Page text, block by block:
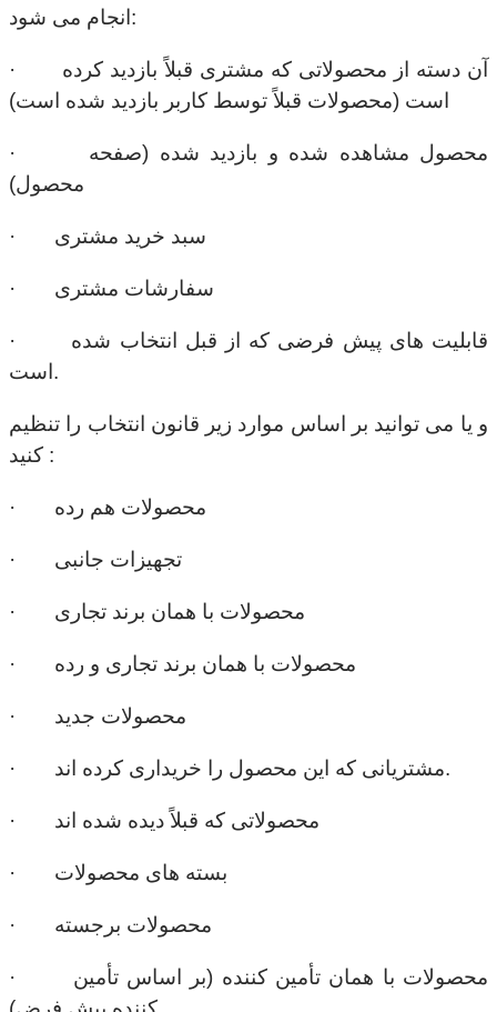
انجام می شود:
· آن دسته از محصولاتی که مشتری قبلاً بازدید کرده
است (محصولات قبلاً توسط کاربر بازدید شده است)
· محصول مشاهده شده و بازدید شده (صفحه
محصول)
· سبد خرید مشتری
· سفارشات مشتری
· قابلیت های پیش فرضی که از قبل انتخاب شده
است.
و یا می توانید بر اساس موارد زیر قانون انتخاب را تنظیم
کنید :
· محصولات هم رده
· تجهیزات جانبی
· محصولات با همان برند تجاری
· محصولات با همان برند تجاری و رده
· محصولات جدید
· مشتریانی که این محصول را خریداری کرده اند.
· محصولاتی که قبلاً دیده شده اند
· بسته های محصولات
· محصولات برجسته
· محصولات با همان تأمین کننده (بر اساس تأمین